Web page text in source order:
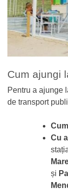
Cum ajungi
Pentru a ajunge
de transport
Cu
și